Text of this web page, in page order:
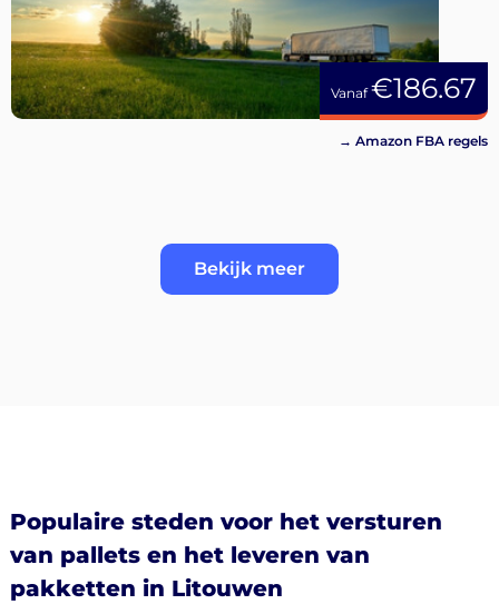
Vanaf€186.67
→ Amazon FBA regels
Bekijk meer
Populaire steden voor het versturen
van pallets en het leveren van
pakketten in Litouwen